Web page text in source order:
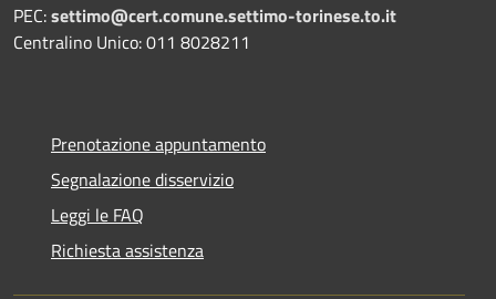
PEC:settimo@cert.comune.settimo-torinese.to.it
Centralino Unico: 011 8028211
Prenotazione appuntamento
Segnalazione disservizio
Leggi le FAQ
Richiesta assistenza